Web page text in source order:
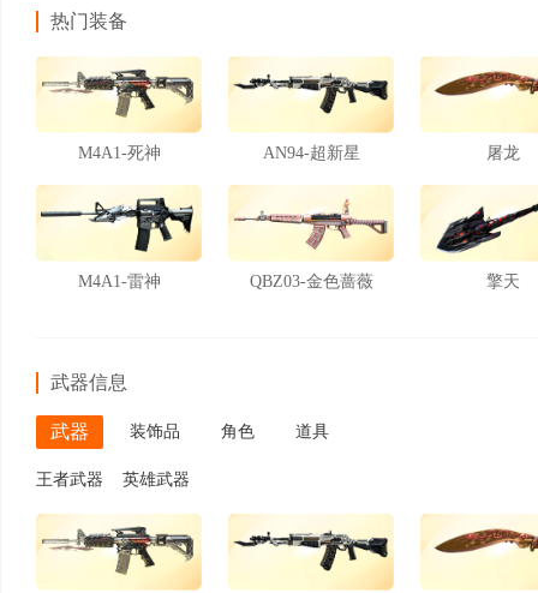
热门装备
M4A1-死神 AN94-超新星 屠龙
M4A1-雷神 QBZ03-金色蔷薇 擎天
武器信息
武器 装饰品 角色 道具
王者武器 英雄武器